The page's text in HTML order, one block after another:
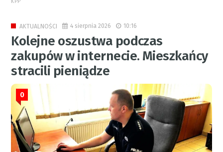
KPP
AKTUALNOŚCI 4 sierpnia 2026 10:16
Kolejne oszustwa podczas
zakupów w internecie. Mieszkańcy
stracili pieniądze
0